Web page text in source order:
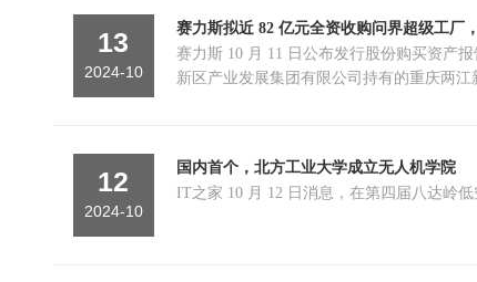
13
2024-10
赛力斯拟近 82 亿元全资收购问界超级工厂
赛力斯 10 月 11 日公布发行股份购买资产
新区产业发展集团有限公司持有的重庆两江
12
2024-10
国内首个，北方工业大学成立无人机学院
IT之家 10 月 12 日消息，在第四届八达岭